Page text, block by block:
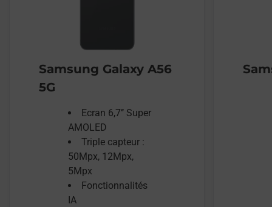
Samsung Galaxy A56
5G
Ecran 6,7’’ Super
AMOLED
Triple capteur :
50Mpx, 12Mpx,
5Mpx
Fonctionnalités
IA